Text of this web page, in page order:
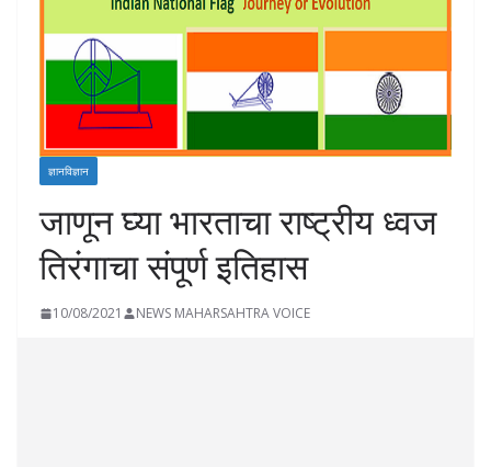
ज्ञानविज्ञान
जाणून घ्या भारताचा राष्ट्रीय ध्वज
तिरंगाचा संपूर्ण इतिहास
10/08/2021 NEWS MAHARSAHTRA VOICE